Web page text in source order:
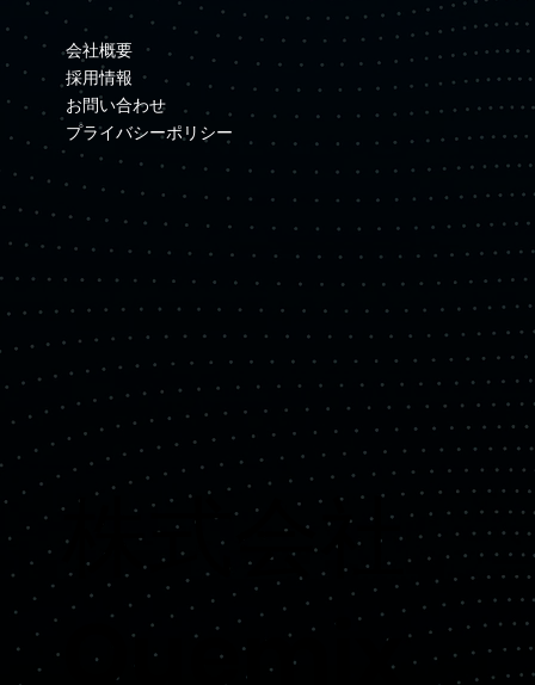
​株式会社
Quemix
会社概要
採用情報
お問い合わせ
プライバシーポリシー